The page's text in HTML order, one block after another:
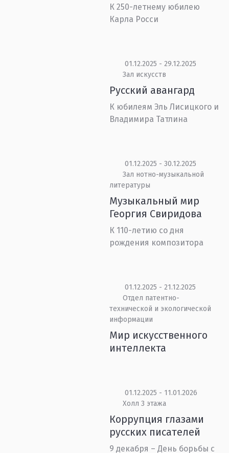
К 250-летнему юбилею
Карла Росси
01.12.2025 - 29.12.2025
Зал искусств
Русский авангард
К юбилеям Эль Лисицкого и
Владимира Татлина
01.12.2025 - 30.12.2025
Зал нотно-музыкальной
литературы
Музыкальный мир
Георгия Свиридова
К 110-летию со дня
рождения композитора
01.12.2025 - 21.12.2025
Отдел патентно-
технической и экологической
информации
Мир искусственного
интеллекта
01.12.2025 - 11.01.2026
Холл 3 этажа
Коррупция глазами
русских писателей
9 декабря – День борьбы с